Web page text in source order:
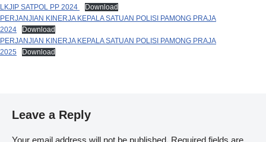
LKJIP SATPOL PP 2024
Download
PERJANJIAN KINERJA KEPALA SATUAN POLISI PAMONG PRAJA
2024
Download
PERJANJIAN KINERJA KEPALA SATUAN POLISI PAMONG PRAJA
2025
Download
Leave a Reply
Your email address will not be published. Required fields are